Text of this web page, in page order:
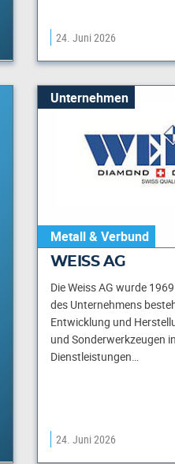
24. Juni 2026
Unternehmen
Metall & Verbund
WEISS AG
Die Weiss AG wurde
des Unternehmens
Entwicklung und
und Sonderwerkzeugen
Dienstleistungen…
24. Juni 2026